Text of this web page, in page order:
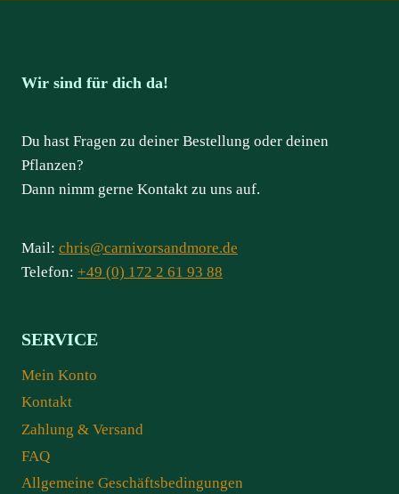
Wir sind für dich da!
Du hast Fragen zu deiner Bestellung oder deinen
Pflanzen?
Dann nimm gerne Kontakt zu uns auf.
Mail: chris@carnivorsandmore.de
Telefon: +49 (0) 172 2 61 93 88
SERVICE
Mein Konto
Kontakt
Zahlung & Versand
FAQ
Allgemeine Geschäftsbedingungen